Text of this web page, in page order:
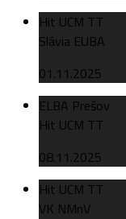
Hit UCM TT
Slávia EUBA
01.11.2025
ELBA Prešov
Hit UCM TT
08.11.2025
Hit UCM TT
VK NMnV